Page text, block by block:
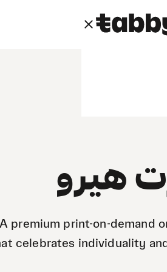
الشركاء
هيرو
هيرو
premium print-on-demand
celebrates individuality